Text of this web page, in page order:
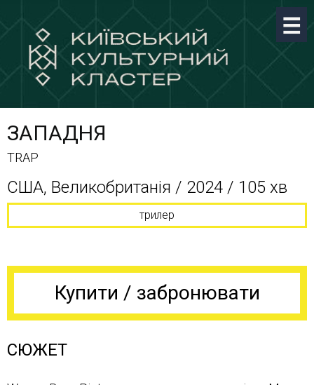
ЗАПАДНЯ
TRAP
США, Великобританія / 2024 / 105 хв
трилер
Купити / забронювати
СЮЖЕТ